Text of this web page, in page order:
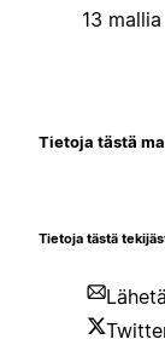
13 mallia
Tietoja tästä
Tietoja tästä